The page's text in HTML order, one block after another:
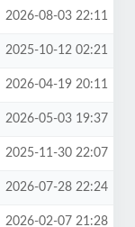
2026-08-03 22:11
2025-10-12 02:21
2026-04-19 20:11
2026-05-03 19:37
2025-11-30 22:07
2026-07-28 22:24
2026-02-07 21:28